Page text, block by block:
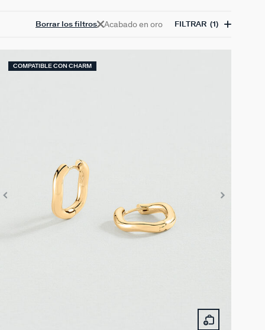
Acabado en oro
Borrar los filtros FILTRAR (1)
COMPATIBLE CON CHARM